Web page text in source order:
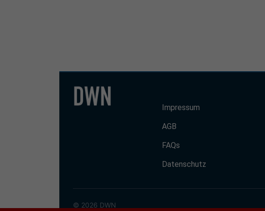
Impressum
AGB
FAQs
Datenschutz
© 2026 DWN